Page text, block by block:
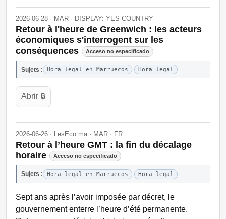
2026-06-28 · MAR · DISPLAY: YES COUNTRY
Retour à l'heure de Greenwich : les acteurs
économiques s'interrogent sur les
conséquences
Acceso no especificado
Sujets : Hora legal en Marruecos Hora legal
Abrir 🔒
2026-06-26 · LesEco.ma · MAR · FR
Retour à l’heure GMT : la fin du décalage
horaire
Acceso no especificado
Sujets : Hora legal en Marruecos Hora legal
Sept ans après l’avoir imposée par décret, le
gouvernement enterre l’heure d’été permanente.